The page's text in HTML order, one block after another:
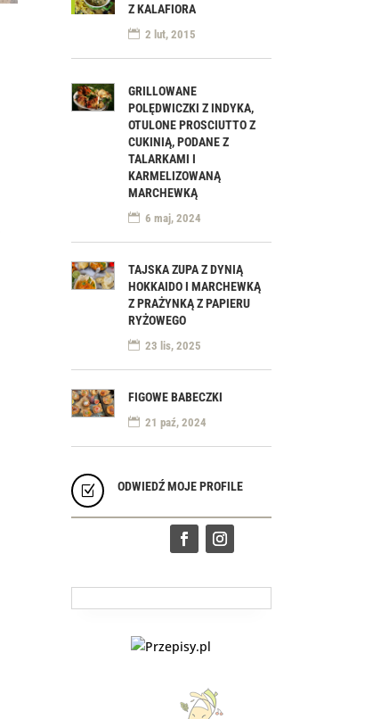
Z KALAFIORA
2 lut, 2015
GRILLOWANE
POLĘDWICZKI Z INDYKA,
OTULONE PROSCIUTTO Z
CUKINIĄ, PODANE Z
TALARKAMI I
KARMELIZOWANĄ
MARCHEWKĄ
6 maj, 2024
TAJSKA ZUPA Z DYNIĄ
HOKKAIDO I MARCHEWKĄ
Z PRAŻYNKĄ Z PAPIERU
RYŻOWEGO
23 lis, 2025
FIGOWE BABECZKI
21 paź, 2024
Z ODWIEDŹ MOJE PROFILE